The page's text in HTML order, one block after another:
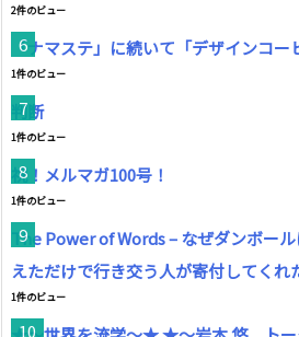
2件のビュー
「ナマステ」に続いて「デザインコー
1件のビュー
判断
1件のビュー
祝！メルマガ100号！
1件のビュー
The Power of Words – なぜダンボー
えただけで行き交う人が寄付してくれ
1件のビュー